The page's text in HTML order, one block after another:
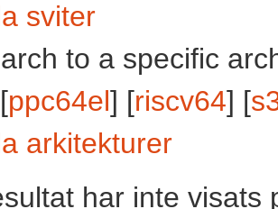
sviter
to a specific
ppc64el] [riscv64] [
arkitekturer
har inte visats